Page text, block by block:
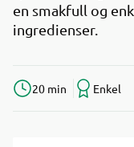
en smakfull og
ingredienser.
20 min Enkel